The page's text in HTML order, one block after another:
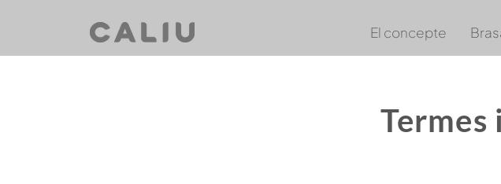
El concepte
Termes